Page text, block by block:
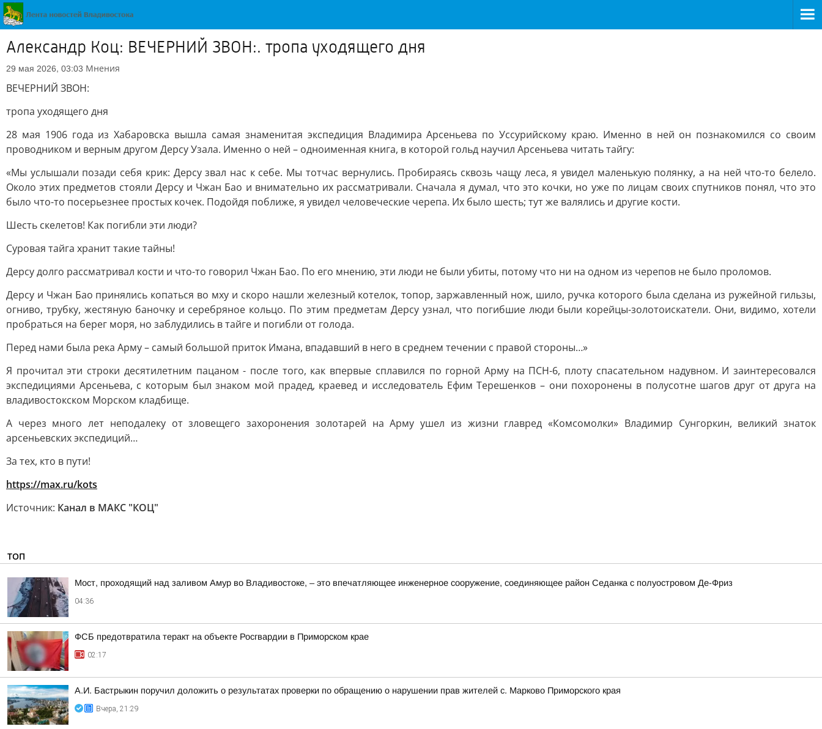
Александр Коц: ВЕЧЕРНИЙ ЗВОН:. тропа уходящего дня
29 мая 2026, 03:03 Мнения
ВЕЧЕРНИЙ ЗВОН:
тропа уходящего дня
28 мая 1906 года из Хабаровска вышла самая знаменитая экспедиция Владимира Арсеньева по Уссурийскому краю. Именно в ней он познакомился со своим
проводником и верным другом Дерсу Узала. Именно о ней – одноименная книга, в которой гольд научил Арсеньева читать тайгу:
«Мы услышали позади себя крик: Дерcу звал нас к себе. Мы тотчас вернулись. Пробираясь сквозь чащу леса, я увидел маленькую полянку, а на ней что-то белело.
Около этих предметов стояли Дерcу и Чжан Бао и внимательно их рассматривали. Сначала я думал, что это кочки, но уже по лицам своих спутников понял, что это
было что-то посерьезнее простых кочек. Подойдя поближе, я увидел человеческие черепа. Их было шесть; тут же валялись и другие кости.
Шесть скелетов! Как погибли эти люди?
Суровая тайга хранит такие тайны!
Дерcу долго рассматривал кости и что-то говорил Чжан Бао. По его мнению, эти люди не были убиты, потому что ни на одном из черепов не было проломов.
Дерcу и Чжан Бао принялись копаться во мху и скоро нашли железный котелок, топор, заржавленный нож, шило, ручка которого была сделана из ружейной гильзы,
огниво, трубку, жестяную баночку и серебряное кольцо. По этим предметам Дерcу узнал, что погибшие люди были корейцы-золотоискатели. Они, видимо, хотели
пробраться на берег моря, но заблудились в тайге и погибли от голода.
Перед нами была река Арму – самый большой приток Имана, впадавший в него в среднем течении с правой стороны…»
Я прочитал эти строки десятилетним пацаном - после того, как впервые сплавился по горной Арму на ПСН-6, плоту спасательном надувном. И заинтересовался
экспедициями Арсеньева, с которым был знаком мой прадед, краевед и исследователь Ефим Терешенков – они похоронены в полусотне шагов друг от друга на
владивостокском Морском кладбище.
А через много лет неподалеку от зловещего захоронения золотарей на Арму ушел из жизни главред «Комсомолки» Владимир Сунгоркин, великий знаток
арсеньевских экспедиций…
За тех, кто в пути!
https://max.ru/kots
Источник: Канал в МАКС "КОЦ"
ТОП
Мост, проходящий над заливом Амур во Владивостоке, – это впечатляющее инженерное сооружение, соединяющее район Седанка с полуостровом Де-Фриз
04:36
ФСБ предотвратила теракт на объекте Росгвардии в Приморском крае
02:17
А.И. Бастрыкин поручил доложить о результатах проверки по обращению о нарушении прав жителей с. Марково Приморского края
Вчера, 21:29